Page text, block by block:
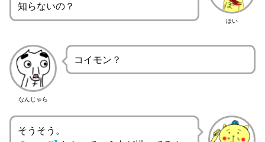
ほい
知らないの？
なんじゃら
コイモン？
そうそう。